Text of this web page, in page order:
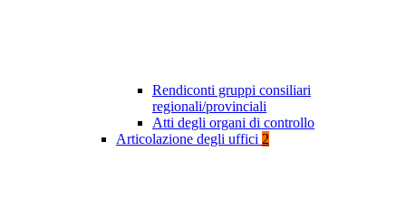
Rendiconti gruppi consiliari
regionali/provinciali
Atti degli organi di controllo
Articolazione degli uffici 2